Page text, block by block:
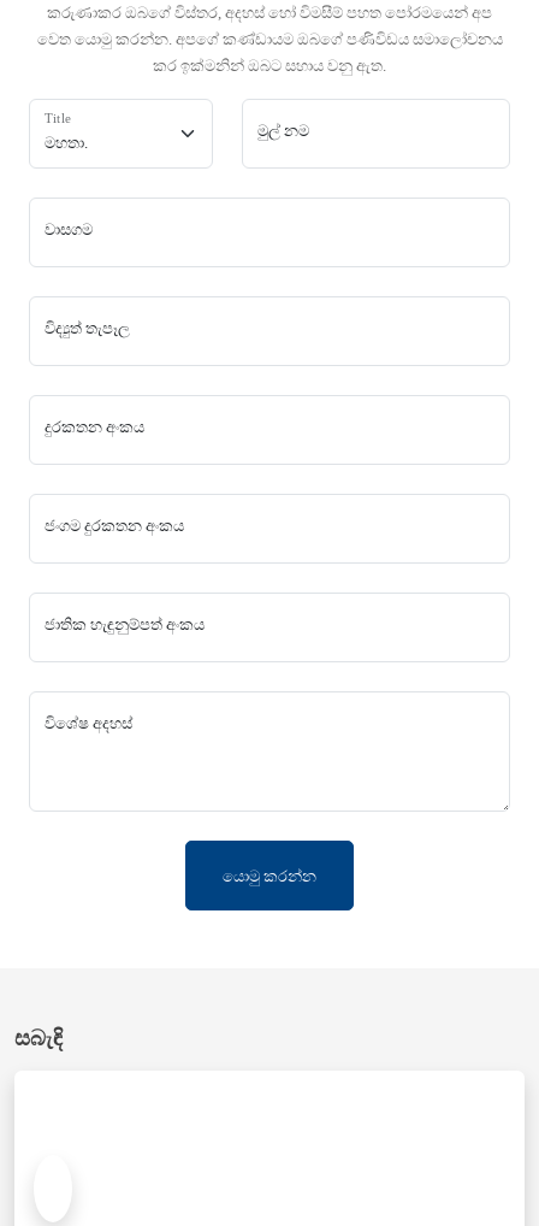
කරුණාකර ඔබගේ විස්තර, අදහස් හෝ විමසීම් පහත පෝරමයෙන් අප
වෙත යොමු කරන්න. අපගේ කණ්ඩායම ඔබගේ පණිවිඩය සමාලෝචනය
කර ඉක්මනින් ඔබට සහාය වනු ඇත.
Title
මුල් නම
වාසගම
විද්‍යුත් තැපෑල
දුරකතන අංකය
ජංගම දුරකතන අංකය
ජාතික හැඳුනුම්පත් අංකය
විශේෂ අදහස්
යොමු කරන්න
සබැඳි